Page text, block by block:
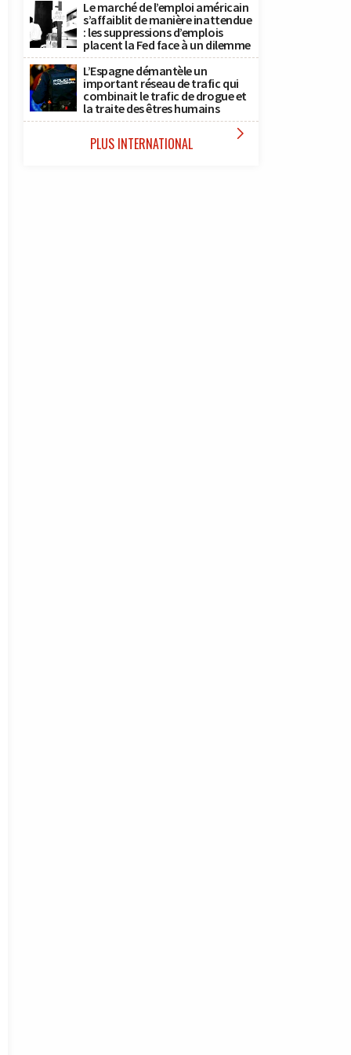
Le marché de l’emploi américain
s’affaiblit de manière inattendue
: les suppressions d’emplois
placent la Fed face à un dilemme
L’Espagne démantèle un
important réseau de trafic qui
combinait le trafic de drogue et
la traite des êtres humains
PLUS INTERNATIONAL 